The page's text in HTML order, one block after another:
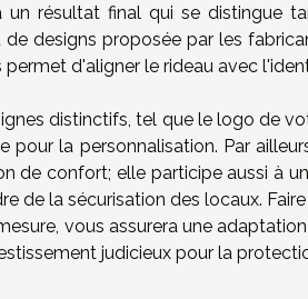
un résultat final qui se distingue
designs proposée par les
permet d'aligner le rideau avec
distinctifs, tel que le logo de
pour la personnalisation. Par
de confort; elle participe aussi à
de la sécurisation des locaux.
vous assurera une
judicieux pour la